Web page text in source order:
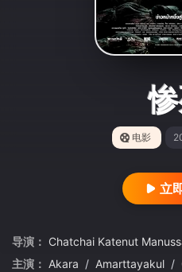
电影
立
导演： Chatchai Katenut
主演： Akara / Amarttayakul /